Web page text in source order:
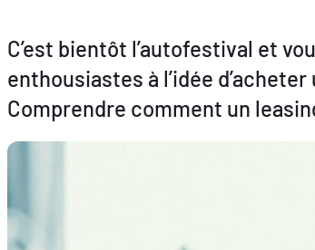
C’est bientôt l’autofestival et
enthousiastes à l’idée
Comprendre comment un